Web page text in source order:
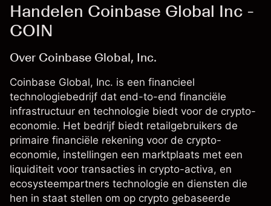
Handelen Coinbase Global Inc -
COIN
Over Coinbase Global, Inc.
Coinbase Global, Inc. is een financieel
technologiebedrijf dat end-to-end financiële
infrastructuur en technologie biedt voor de crypto-
economie. Het bedrijf biedt retailgebruikers de
primaire financiële rekening voor de crypto-
economie, instellingen een marktplaats met een
liquiditeit voor transacties in crypto-activa, en
ecosysteempartners technologie en diensten die
hen in staat stellen om op crypto gebaseerde